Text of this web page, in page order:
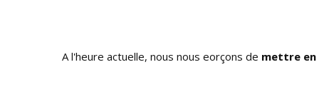
A l'heure actuelle, nous nous efforçons de mettre en